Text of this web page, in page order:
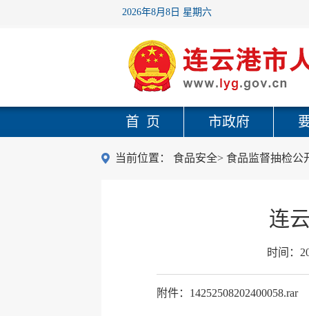
2026年8月8日 星期六
首 页 市政府
当前位置： 食品安全> 食品监督抽检公
连
时间：
附件：14252508202400058.rar